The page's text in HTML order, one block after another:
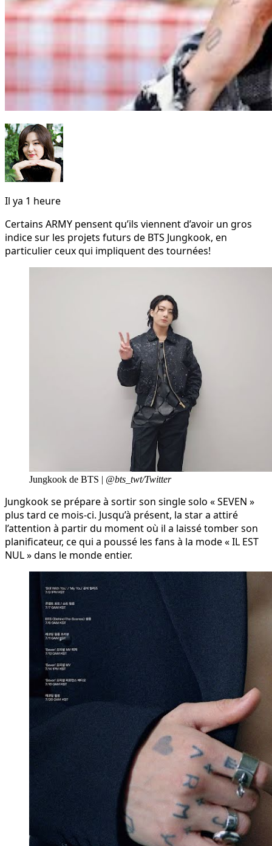
Il ya 1 heure
Certains ARMY pensent qu’ils viennent d’avoir un gros
indice sur les projets futurs de BTS Jungkook, en
particulier ceux qui impliquent des tournées!
Jungkook de BTS | @bts_twt/Twitter
Jungkook se prépare à sortir son single solo « SEVEN »
plus tard ce mois-ci. Jusqu’à présent, la star a attiré
l’attention à partir du moment où il a laissé tomber son
planificateur, ce qui a poussé les fans à la mode « IL EST
NUL » dans le monde entier.